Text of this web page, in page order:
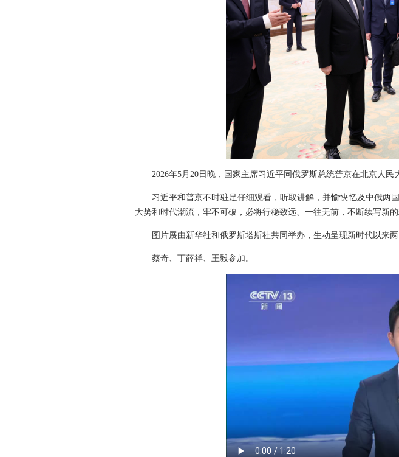
2026年5月20日晚，国家主席习近平同俄罗斯总统普京在北京人
习近平和普京不时驻足仔细观看，听取讲解，并愉快忆及中俄两
大势和时代潮流，牢不可破，必将行稳致远、一往无前，不断续写新的
图片展由新华社和俄罗斯塔斯社共同举办，生动呈现新时代以来
蔡奇、丁薛祥、王毅参加。